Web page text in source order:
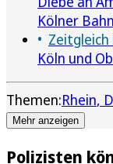
Kölner
Zeitgleich
Köln und
Themen:Rhein
Mehr anzeigen
Polizisten